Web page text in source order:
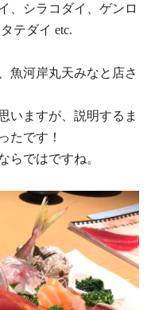
、シラコダイ、ゲンロ
テダイ etc.
魚河岸丸天みなと店さ
いますが、説明するま
たです！
らではですね。